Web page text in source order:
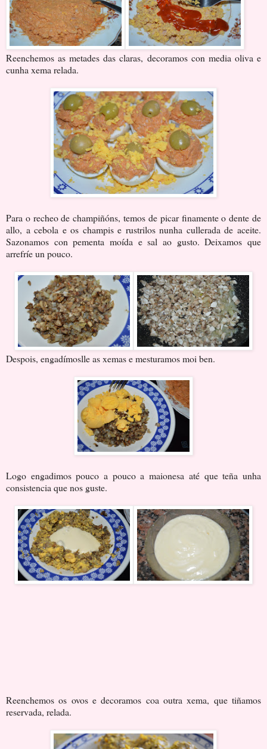
Reenchemos as metades das claras, decoramos con media oliva e
cunha xema relada.
Para o recheo de champiñóns, temos de picar finamente o dente de
allo, a cebola e os champis e rustrilos nunha cullerada de aceite.
Sazonamos con pementa moída e sal ao gusto. Deixamos que
arrefríe un pouco.
Despois, engadímoslle as xemas e mesturamos moi ben.
Logo engadimos pouco a pouco a maionesa até que teña unha
consistencia que nos guste.
Reenchemos os ovos e decoramos coa outra xema, que tiñamos
reservada, relada.